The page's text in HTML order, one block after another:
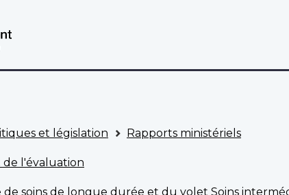
et législation Rapports ministériels
de l'évaluation
de longue durée et du volet Soins intermédiaire du